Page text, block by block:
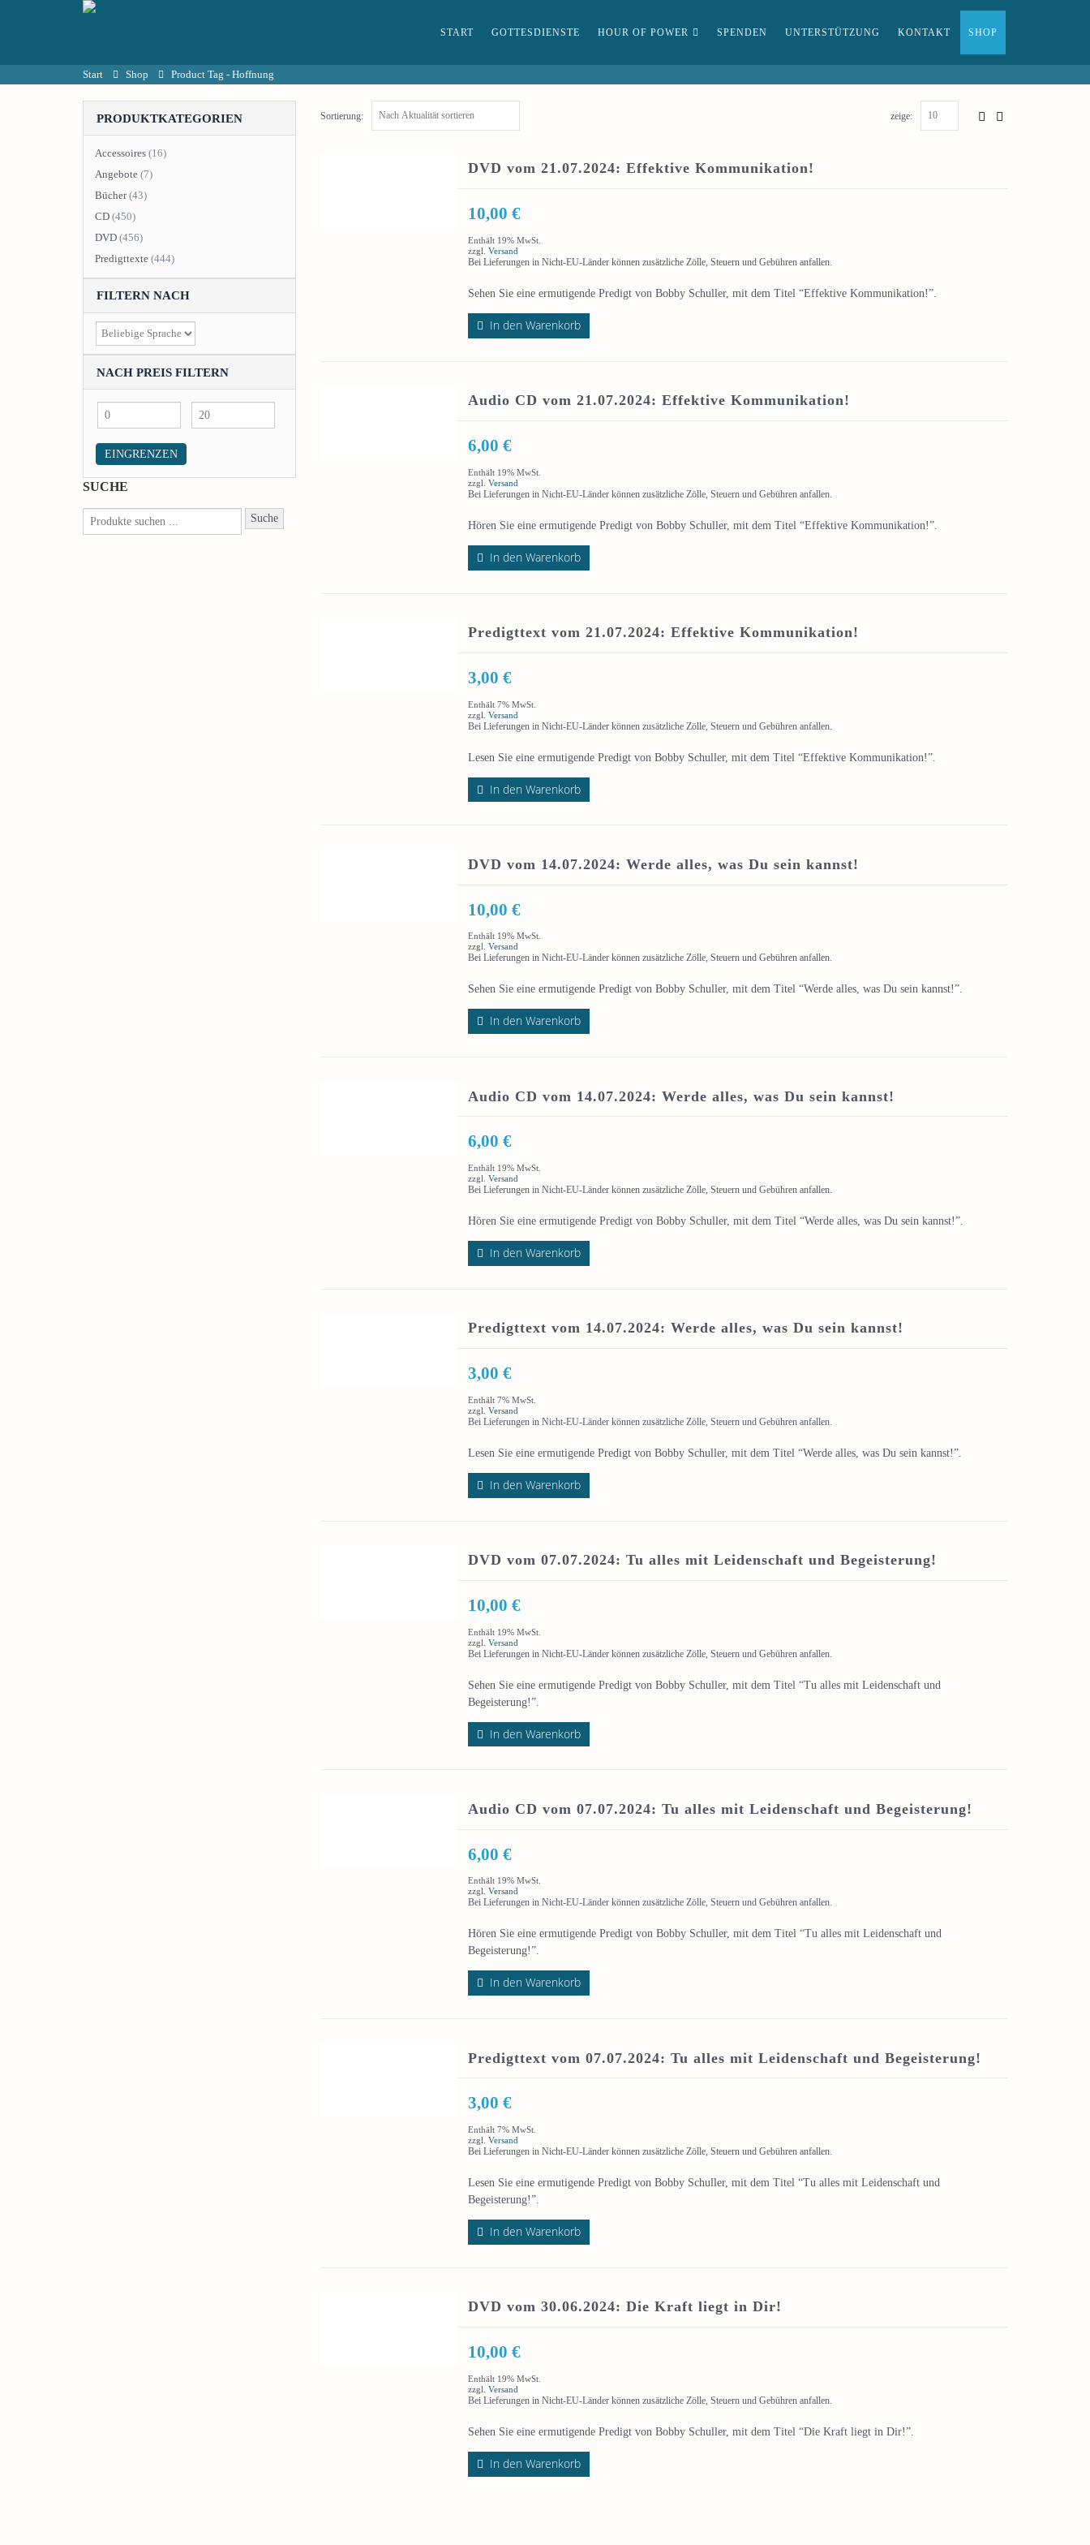
START GOTTESDIENSTE HOUR OF POWER SPENDEN UNTERSTÜTZUNG KONTAKT SHOP
Start Shop Product Tag - Hoffnung
Sortierung: zeige:
DVD vom 21.07.2024: Effektive Kommunikation!
10,00 €
Enthält 19% MwSt.
zzgl. Versand
Bei Lieferungen in Nicht-EU-Länder können zusätzliche Zölle, Steuern und Gebühren anfallen.
Sehen Sie eine ermutigende Predigt von Bobby Schuller, mit dem Titel “Effektive Kommunikation!”.
In den Warenkorb
Audio CD vom 21.07.2024: Effektive Kommunikation!
6,00 €
Enthält 19% MwSt.
zzgl. Versand
Bei Lieferungen in Nicht-EU-Länder können zusätzliche Zölle, Steuern und Gebühren anfallen.
Hören Sie eine ermutigende Predigt von Bobby Schuller, mit dem Titel “Effektive Kommunikation!”.
In den Warenkorb
Predigttext vom 21.07.2024: Effektive Kommunikation!
3,00 €
Enthält 7% MwSt.
zzgl. Versand
Bei Lieferungen in Nicht-EU-Länder können zusätzliche Zölle, Steuern und Gebühren anfallen.
Lesen Sie eine ermutigende Predigt von Bobby Schuller, mit dem Titel “Effektive Kommunikation!”.
In den Warenkorb
DVD vom 14.07.2024: Werde alles, was Du sein kannst!
10,00 €
Enthält 19% MwSt.
zzgl. Versand
Bei Lieferungen in Nicht-EU-Länder können zusätzliche Zölle, Steuern und Gebühren anfallen.
Sehen Sie eine ermutigende Predigt von Bobby Schuller, mit dem Titel “Werde alles, was Du sein kannst!”.
In den Warenkorb
Audio CD vom 14.07.2024: Werde alles, was Du sein kannst!
6,00 €
Enthält 19% MwSt.
zzgl. Versand
Bei Lieferungen in Nicht-EU-Länder können zusätzliche Zölle, Steuern und Gebühren anfallen.
Hören Sie eine ermutigende Predigt von Bobby Schuller, mit dem Titel “Werde alles, was Du sein kannst!”.
In den Warenkorb
Predigttext vom 14.07.2024: Werde alles, was Du sein kannst!
3,00 €
Enthält 7% MwSt.
zzgl. Versand
Bei Lieferungen in Nicht-EU-Länder können zusätzliche Zölle, Steuern und Gebühren anfallen.
Lesen Sie eine ermutigende Predigt von Bobby Schuller, mit dem Titel “Werde alles, was Du sein kannst!”.
In den Warenkorb
DVD vom 07.07.2024: Tu alles mit Leidenschaft und Begeisterung!
10,00 €
Enthält 19% MwSt.
zzgl. Versand
Bei Lieferungen in Nicht-EU-Länder können zusätzliche Zölle, Steuern und Gebühren anfallen.
Sehen Sie eine ermutigende Predigt von Bobby Schuller, mit dem Titel “Tu alles mit Leidenschaft und
Begeisterung!”.
In den Warenkorb
Audio CD vom 07.07.2024: Tu alles mit Leidenschaft und Begeisterung!
6,00 €
Enthält 19% MwSt.
zzgl. Versand
Bei Lieferungen in Nicht-EU-Länder können zusätzliche Zölle, Steuern und Gebühren anfallen.
Hören Sie eine ermutigende Predigt von Bobby Schuller, mit dem Titel “Tu alles mit Leidenschaft und
Begeisterung!”.
In den Warenkorb
Predigttext vom 07.07.2024: Tu alles mit Leidenschaft und Begeisterung!
3,00 €
Enthält 7% MwSt.
zzgl. Versand
Bei Lieferungen in Nicht-EU-Länder können zusätzliche Zölle, Steuern und Gebühren anfallen.
Lesen Sie eine ermutigende Predigt von Bobby Schuller, mit dem Titel “Tu alles mit Leidenschaft und
Begeisterung!”.
In den Warenkorb
DVD vom 30.06.2024: Die Kraft liegt in Dir!
10,00 €
Enthält 19% MwSt.
zzgl. Versand
Bei Lieferungen in Nicht-EU-Länder können zusätzliche Zölle, Steuern und Gebühren anfallen.
Sehen Sie eine ermutigende Predigt von Bobby Schuller, mit dem Titel “Die Kraft liegt in Dir!”.
In den Warenkorb
PRODUKTKATEGORIEN
Accessoires (16)
Angebote (7)
Bücher (43)
CD (450)
DVD (456)
Predigttexte (444)
FILTERN NACH
NACH PREIS FILTERN
Min.
Preis
Max.
Preis
EINGRENZEN
SUCHE
Suche